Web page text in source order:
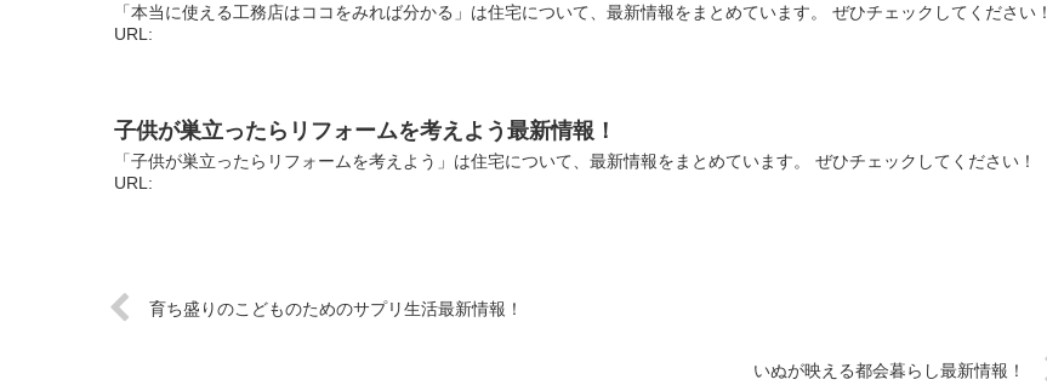
「本当に使える工務店はココをみれば分かる」は住宅について、最新情報をまとめています。 ぜひチェックしてください！
URL:
子供が巣立ったらリフォームを考えよう最新情報！
「子供が巣立ったらリフォームを考えよう」は住宅について、最新情報をまとめています。 ぜひチェックしてください！
URL:
育ち盛りのこどものためのサプリ生活最新情報！
いぬが映える都会暮らし最新情報！